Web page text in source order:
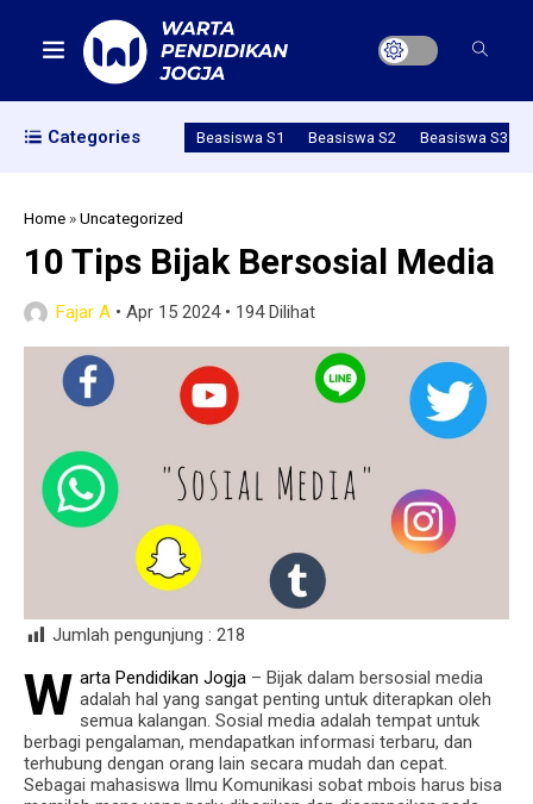
Categories Beasiswa S1 Beasiswa S2 Beasiswa S3
Home »Uncategorized
10 Tips Bijak Bersosial Media
Fajar A • Apr 15 2024• 194 Dilihat
Jumlah pengunjung : 218
W arta Pendidikan Jogja – Bijak dalam bersosial media
adalah hal yang sangat penting untuk diterapkan oleh
semua kalangan. Sosial media adalah tempat untuk
berbagi pengalaman, mendapatkan informasi terbaru, dan
terhubung dengan orang lain secara mudah dan cepat.
Sebagai mahasiswa Ilmu Komunikasi sobat mbois harus bisa